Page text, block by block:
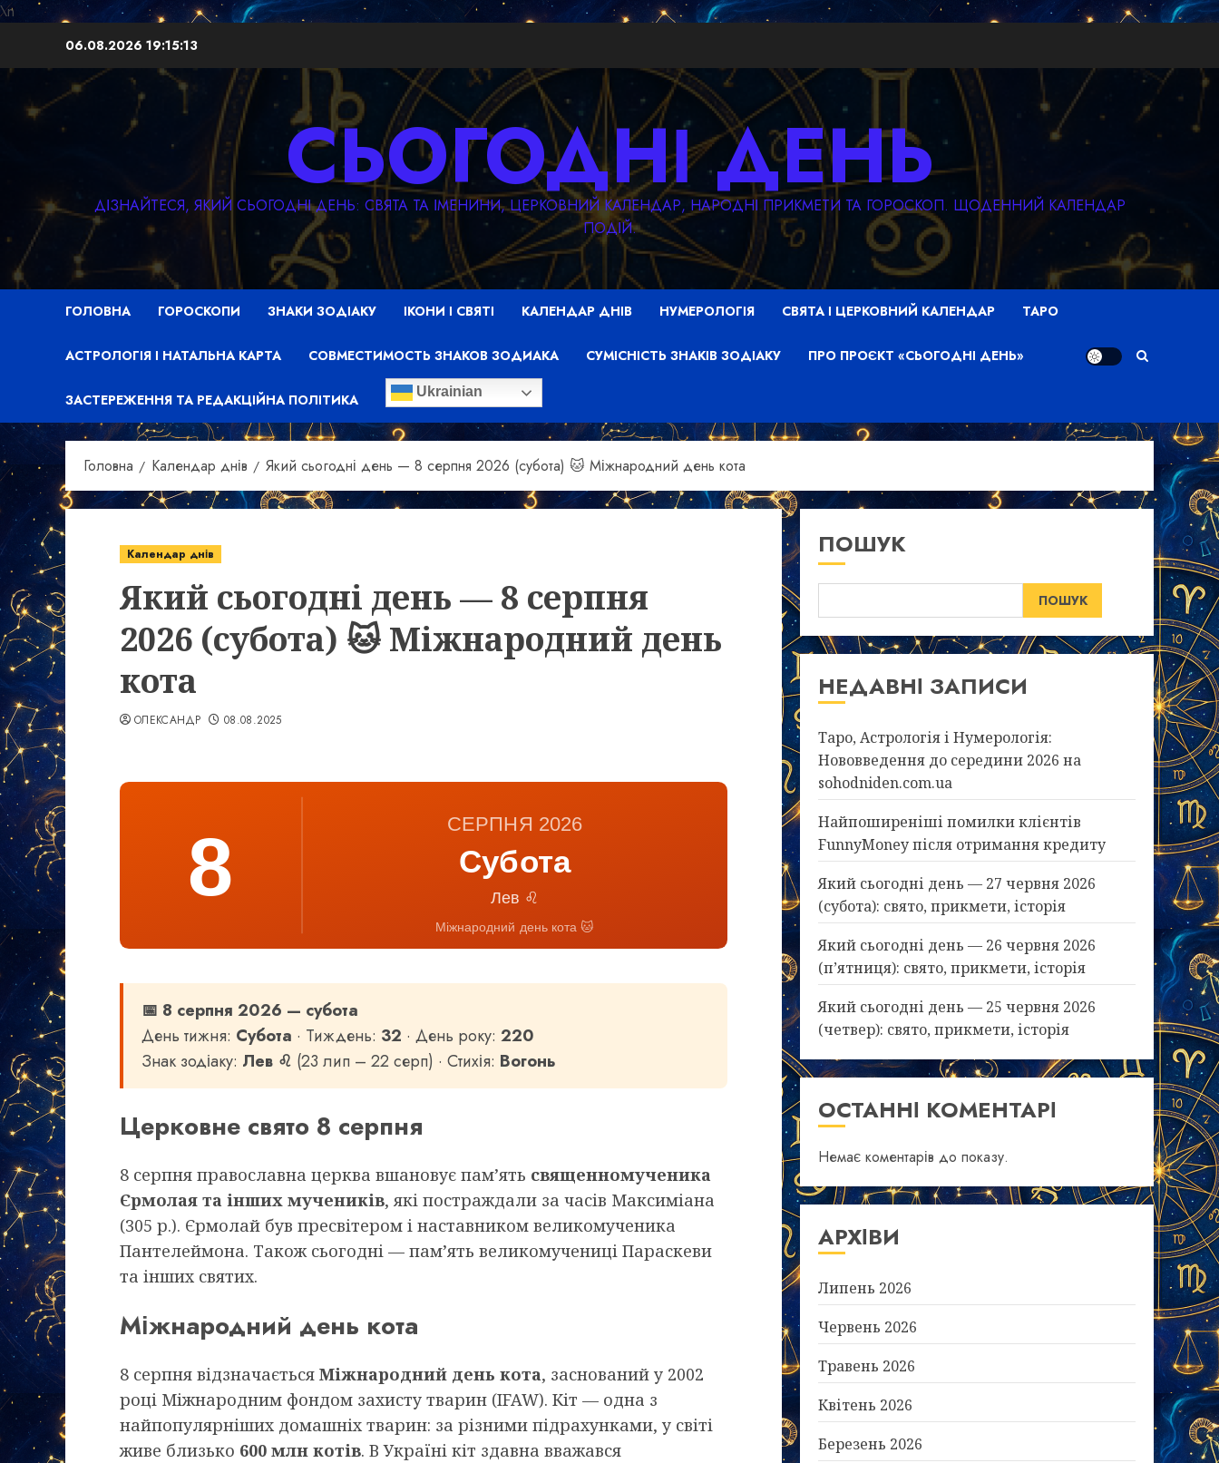
\n
вмісту
06.08.2026 19:15:15
СЬОГОДНІ ДЕНЬ
ДІЗНАЙТЕСЯ, ЯКИЙ СЬОГОДНІ ДЕНЬ: СВЯТА ТА ІМЕНИНИ, ЦЕРКОВНИЙ КАЛЕНДАР, НАРОДНІ ПРИКМЕТИ ТА ГОРОСКОП. ЩОДЕННИЙ КАЛЕНДАР
ПОДІЙ.
ГОЛОВНА ГОРОСКОПИ ЗНАКИ ЗОДІАКУ ІКОНИ І СВЯТІ КАЛЕНДАР ДНІВ НУМЕРОЛОГІЯ СВЯТА І ЦЕРКОВНИЙ КАЛЕНДАР ТАРО
АСТРОЛОГІЯ І НАТАЛЬНА КАРТА СОВМЕСТИМОСТЬ ЗНАКОВ ЗОДИАКА СУМІСНІСТЬ ЗНАКІВ ЗОДІАКУ ПРО ПРОЄКТ «СЬОГОДНІ ДЕНЬ»
ЗАСТЕРЕЖЕННЯ ТА РЕДАКЦІЙНА ПОЛІТИКА Ukrainian
Головна Календар днів Який сьогодні день — 8 серпня 2026 (субота) 🐱 Міжнародний день кота
Календар днів
Який сьогодні день — 8 серпня
2026 (субота) 🐱 Міжнародний день
кота
ОЛЕКСАНДР 08.08.2025
8 СЕРПНЯ 2026
Субота
Лев ♌
Міжнародний день кота 🐱
📅 8 серпня 2026 — субота
День тижня: Субота · Тиждень: 32 · День року: 220
Знак зодіаку: Лев ♌ (23 лип – 22 серп) · Стихія: Вогонь
Церковне свято 8 серпня
8 серпня православна церква вшановує пам’ять священномученика
Єрмолая та інших мучеників, які постраждали за часів Максиміана
(305 р.). Єрмолай був пресвітером і наставником великомученика
Пантелеймона. Також сьогодні — пам’ять великомучениці Параскеви
та інших святих.
Міжнародний день кота
8 серпня відзначається Міжнародний день кота, заснований у 2002
році Міжнародним фондом захисту тварин (IFAW). Кіт — одна з
найпопулярніших домашніх тварин: за різними підрахунками, у світі
живе близько 600 млн котів. В Україні кіт здавна вважався
ПОШУК
ПОШУК
НЕДАВНІ ЗАПИСИ
Таро, Астрологія і Нумерологія:
Нововведення до середини 2026 на
sohodniden.com.ua
Найпоширеніші помилки клієнтів
FunnyMoney після отримання кредиту
Який сьогодні день — 27 червня 2026
(субота): свято, прикмети, історія
Який сьогодні день — 26 червня 2026
(п’ятниця): свято, прикмети, історія
Який сьогодні день — 25 червня 2026
(четвер): свято, прикмети, історія
ОСТАННІ КОМЕНТАРІ
Немає коментарів до показу.
АРХІВИ
Липень 2026
Червень 2026
Травень 2026
Квітень 2026
Березень 2026